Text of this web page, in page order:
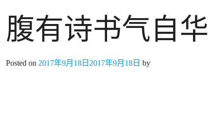
腹有诗书气自华
Posted on 2017年9月18日 2017年9月18日 by